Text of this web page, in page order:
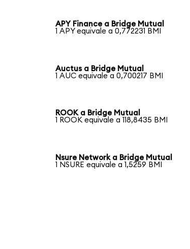
APY Finance a Bridge Mutual
1 APY equivale a 0,772231 BMI
Auctus a Bridge Mutual
1 AUC equivale a 0,700217 BMI
ROOK a Bridge Mutual
1 ROOK equivale a 118,8435 BMI
Nsure Network a Bridge Mutual
1 NSURE equivale a 1,5259 BMI